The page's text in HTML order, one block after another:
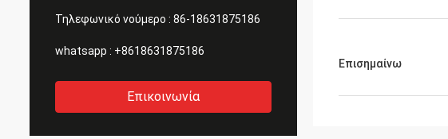
Τηλεφωνικό νούμερο : 86-18631875186
whatsapp : +8618631875186
Επικοινωνία
Επισημαίνω